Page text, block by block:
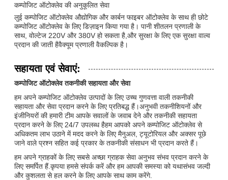
कम्पोजिट ऑटोक्लेव की अनुकूलित सेवा
लुई कम्पोजिट ऑटोक्लेव औद्योगिक और कार्बन फाइबर ऑटोक्लेव के साथ ही छोटे
कम्पोजिट ऑटोक्लेव के लिए डिज़ाइन किया गया है। पानी शीतलन प्रणाली के
साथ, वोल्टेज 220V और 380V हो सकता है,और सुरक्षा के लिए एक सुरक्षा वाल्व
प्रदान की जाती हैवैक्यूम प्रणाली वैकल्पिक है।
सहायता एवं सेवाएं:
कम्पोजिट ऑटोक्लेव तकनीकी सहायता और सेवा
हम अपने कम्पोजिट ऑटोक्लेव उत्पादों के लिए उच्च गुणवत्ता वाली तकनीकी
सहायता और सेवा प्रदान करने के लिए प्रतिबद्ध हैं।अनुभवी तकनीशियनों और
इंजीनियरों की हमारी टीम आपके सवालों के जवाब देने और तकनीकी सहायता
प्रदान करने के लिए 24/7 उपलब्ध हैहम आपको अपने कम्पोजिट ऑटोक्लेव से
अधिकतम लाभ उठाने में मदद करने के लिए मैनुअल, ट्यूटोरियल और अक्सर पूछे
जाने वाले प्रश्न सहित कई प्रकार के तकनीकी संसाधन भी प्रदान करते हैं।
हम अपने ग्राहकों के लिए सबसे अच्छा ग्राहक सेवा अनुभव संभव प्रदान करने के
लिए समर्पित हैं.कृपया हमसे संपर्क करें और हम आपकी समस्या को यथासंभव जल्दी
और कुशलता से हल करने के लिए आपके साथ काम करेंगे.